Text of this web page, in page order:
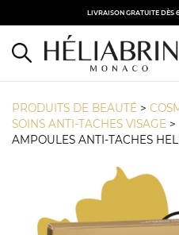
LIVRAISON GRATUITE DÈS
PRODUITS DE BEAUTÉ >
SOINS ANTI-TACHES VISAGE >
AMPOULES ANTI-TACHES